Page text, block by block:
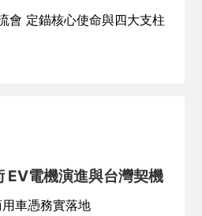
會 定錨核心使命與四大支柱
EV電機演進與台灣契機
車憑務實落地